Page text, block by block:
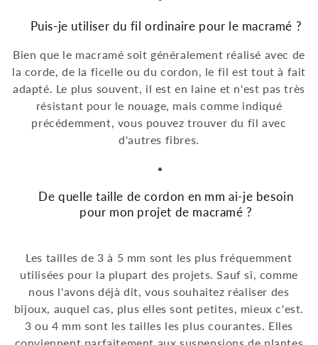
Puis-je utiliser du fil ordinaire pour le macramé ?
Bien que le macramé soit généralement réalisé avec de
la corde, de la ficelle ou du cordon, le fil est tout à fait
adapté. Le plus souvent, il est en laine et n'est pas très
résistant pour le nouage, mais comme indiqué
précédemment, vous pouvez trouver du fil avec
d'autres fibres.
De quelle taille de cordon en mm ai-je besoin
pour mon projet de macramé ?
Les tailles de 3 à 5 mm sont les plus fréquemment
utilisées pour la plupart des projets. Sauf si, comme
nous l'avons déjà dit, vous souhaitez réaliser des
bijoux, auquel cas, plus elles sont petites, mieux c'est.
3 ou 4 mm sont les tailles les plus courantes. Elles